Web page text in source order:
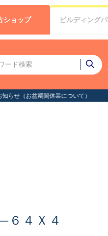
ショップ ビルディング
６４Ｘ４